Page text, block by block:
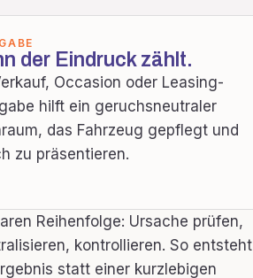
der Eindruck zählt.
Occasion oder Leasing-
hilft ein geruchsneutraler
das Fahrzeug gepflegt und
zu präsentieren.
Reihenfolge: Ursache prüfen,
kontrollieren. So entsteht
statt einer kurzlebigen